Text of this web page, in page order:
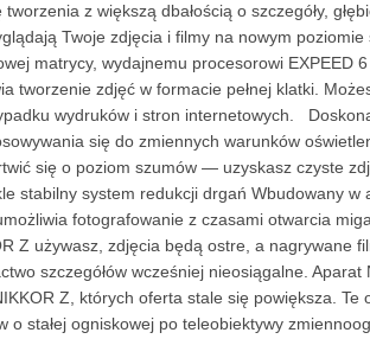
z większą dbałością o szczegóły,
Twoje zdjęcia i filmy na nowym
matrycy, wydajnemu procesorowi EXPEED
tworzenie zdjęć w formacie pełnej klatki.
wydruków i stron internetowych.
się do zmiennych warunków
się o poziom szumów — uzyskasz czyste
stabilny system redukcji drgań Wbudowany
fotografowanie z czasami otwarcia
Z używasz, zdjęcia będą ostre, a nagrywane
szczegółów wcześniej nieosiągalne.
Z, których oferta stale się powiększa.
o stałej ogniskowej po teleobiektywy